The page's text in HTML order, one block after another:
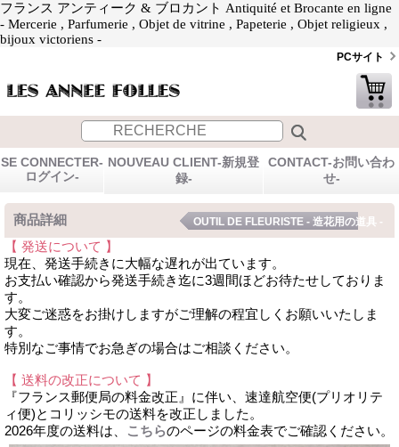
フランス アンティーク & ブロカント Antiquité et Brocante en ligne
- Mercerie , Parfumerie , Objet de vitrine , Papeterie , Objet religieux ,
bijoux victoriens -
PCサイト
SE CONNECTER-
ログイン-
NOUVEAU CLIENT-新規登
録-
CONTACT-お問い合わ
せ-
商品詳細 OUTIL DE FLEURISTE - 造花用の道具 -
【 発送について 】
現在、発送手続きに大幅な遅れが出ています。
お支払い確認から発送手続き迄に3週間ほどお待たせしておりま
す。
大変ご迷惑をお掛けしますがご理解の程宜しくお願いいたしま
す。
特別なご事情でお急ぎの場合はご相談ください。
【 送料の改正について 】
『フランス郵便局の料金改正』に伴い、速達航空便(プリオリテ
ィ便)とコリッシモの送料を改正しました。
2026年度の送料は、
こちらのページの料金表でご確認ください。